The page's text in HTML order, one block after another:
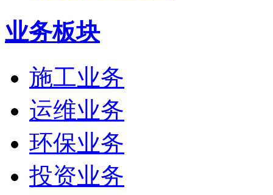
业务板块
施工业务
运维业务
环保业务
投资业务